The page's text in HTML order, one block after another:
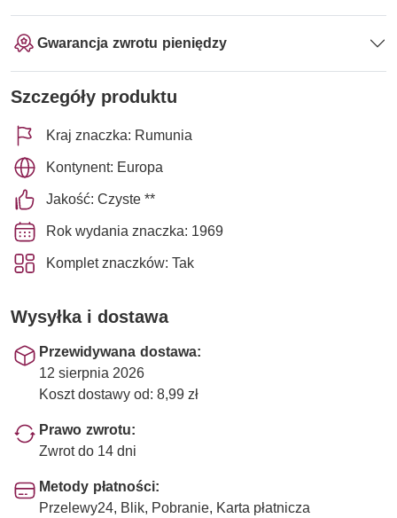
Gwarancja zwrotu pieniędzy
Szczegóły produktu
Kraj znaczka: Rumunia
Kontynent: Europa
Jakość: Czyste **
Rok wydania znaczka: 1969
Komplet znaczków: Tak
Wysyłka i dostawa
Przewidywana dostawa:
12 sierpnia 2026
Koszt dostawy od: 8,99 zł
Prawo zwrotu:
Zwrot do 14 dni
Metody płatności:
Przelewy24, Blik, Pobranie, Karta płatnicza